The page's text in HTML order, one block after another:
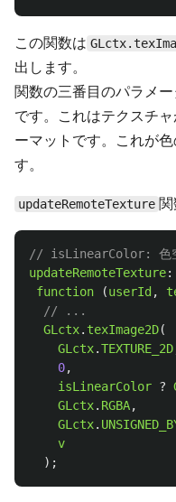
この関数は
出します。
関数の三番目のパラメ
です。これはテクスチ
ーマットです。これが
す。
updateRemoteTexture 関
// isLinearColor: 色空
updateRemoteTexture:
function
(userId ,
// ...
GLctx. texImage2D(
GLctx.TEXTURE_2D
0,
isLinearColor ?
GLctx. RGBA,
GLctx.
v
);